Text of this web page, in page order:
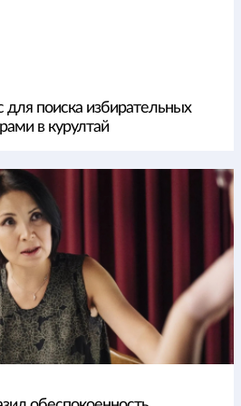
для поиска избирательных
в курултай